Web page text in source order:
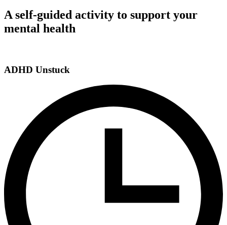
A self-guided activity to support your
mental health
ADHD Unstuck